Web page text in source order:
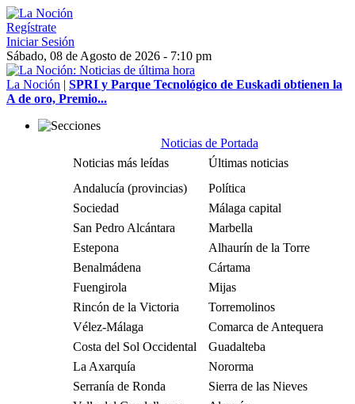
Regístrate
Iniciar Sesión
Sábado, 08 de Agosto de 2026 - 7:10 pm
La Noción | SPRI y Parque Tecnológico de Euskadi obtienen la
A de oro, Premio...
Noticias de Portada
Noticias más leídas
Últimas noticias
Andalucía (provincias)
Política
Sociedad
Málaga capital
San Pedro Alcántara
Marbella
Estepona
Alhaurín de la Torre
Benalmádena
Cártama
Fuengirola
Mijas
Rincón de la Victoria
Torremolinos
Vélez-Málaga
Comarca de Antequera
Costa del Sol Occidental
Guadalteba
La Axarquía
Nororma
Serranía de Ronda
Sierra de las Nieves